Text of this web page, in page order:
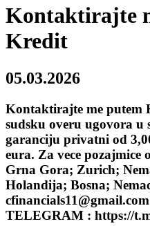
Kontaktirajte
Kredit
05.03.2026
Kontaktirajte me putem
sudsku overu ugovora
garanciju privatni od
eura. Za vece pozajmice
Grna Gora; Zurich;
Holandija; Bosna;
TELEGRAM : https://